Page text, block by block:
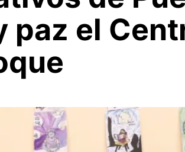
paz el